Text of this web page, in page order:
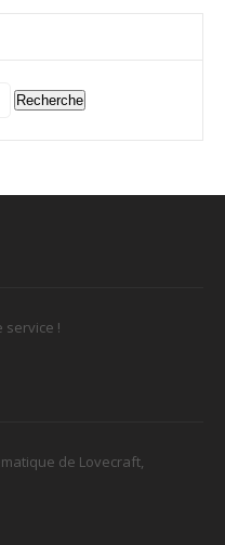
Recherche
service !
de Lovecraft,